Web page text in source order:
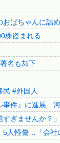
沢市「モスク建設
遺体を遺棄したベ
始まり】日本保守
】イオンモール熊
ャンセルすべきか
国代表、オースト
る月なのに…3月の
コートジボワール
ばちゃんに詰
株盗まれる
名も却下
#外国人
事件』に進展
すぎませんか？
5人軽傷…「会社